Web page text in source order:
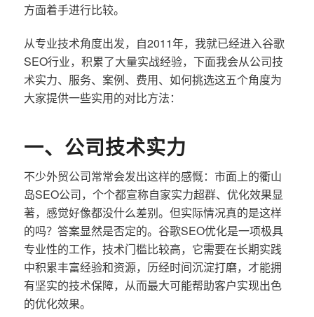
方面着手进行比较。
从专业技术角度出发，自2011年，我就已经进入谷歌
SEO行业，积累了大量实战经验，下面我会从公司技
术实力、服务、案例、费用、如何挑选这五个角度为
大家提供一些实用的对比方法：
一、公司技术实力
不少外贸公司常常会发出这样的感慨：市面上的衢山
岛SEO公司，个个都宣称自家实力超群、优化效果显
著，感觉好像都没什么差别。但实际情况真的是这样
的吗？答案显然是否定的。谷歌SEO优化是一项极具
专业性的工作，技术门槛比较高，它需要在长期实践
中积累丰富经验和资源，历经时间沉淀打磨，才能拥
有坚实的技术保障，从而最大可能帮助客户实现出色
的优化效果。